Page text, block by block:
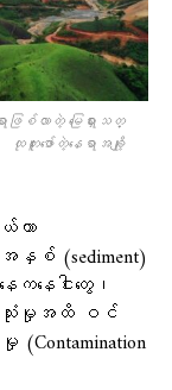
လာတဲ့ ​​မြေရှားသတ္
ထုတူး​ဖော်တဲ့​နေရာအချို့
ဟာ
စ် (sediment)
ေငါးတွေ၊
းသုံးမှုအထိ ဝင်